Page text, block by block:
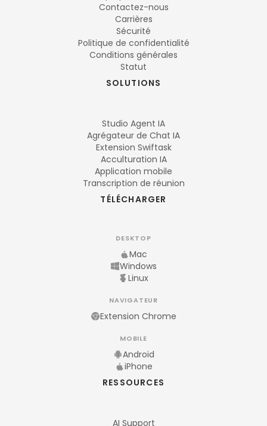
Contactez-nous
Carrières
Sécurité
Politique de confidentialité
Conditions générales
Statut
SOLUTIONS
Studio Agent IA
Agrégateur de Chat IA
Extension Swiftask
Acculturation IA
Application mobile
Transcription de réunion
TÉLÉCHARGER
DESKTOP
Mac
Windows
Linux
NAVIGATEUR
Extension Chrome
MOBILE
Android
iPhone
RESSOURCES
AI Support